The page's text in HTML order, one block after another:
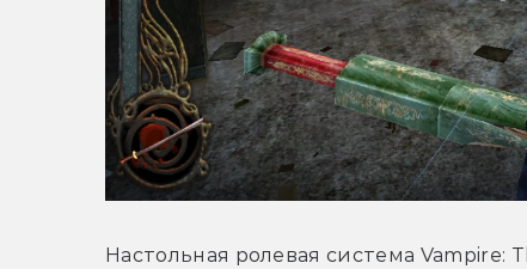
Настольная ролевая система Vampire: